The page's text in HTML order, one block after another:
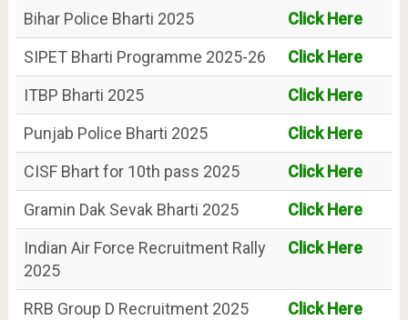
Bihar Police Bharti 2025
Click Here
SIPET Bharti Programme 2025-26
Click Here
ITBP Bharti 2025
Click Here
Punjab Police Bharti 2025
Click Here
CISF Bhart for 10th pass 2025
Click Here
Gramin Dak Sevak Bharti 2025
Click Here
Indian Air Force Recruitment Rally
2025
Click Here
RRB Group D Recruitment 2025 Click Here